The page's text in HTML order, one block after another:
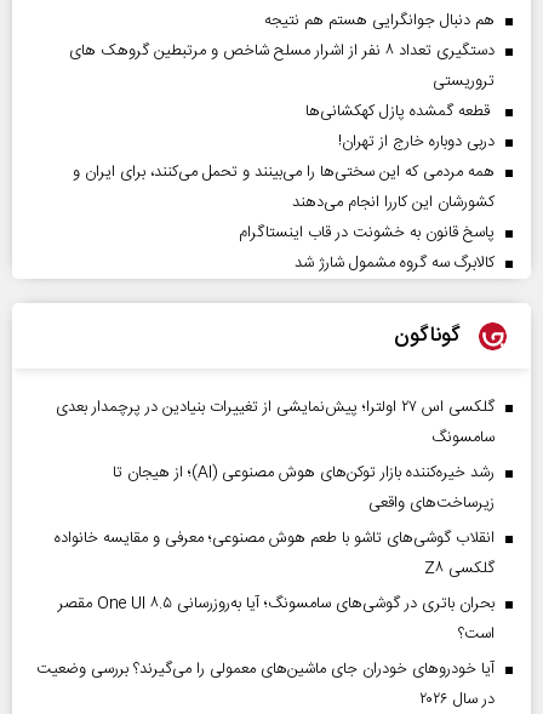
هم دنبال جوانگرایی هستم هم نتیجه
دستگیری تعداد ۸ نفر از اشرار مسلح شاخص و مرتبطین گروهک های
تروریستی
قطعه گمشده پازل کهکشانی‌ها
دربی دوباره خارج از تهران!
همه مردمی که این سختی‌ها را می‌بینند و تحمل می‌کنند، برای ایران و
کشورشان این کاررا انجام می‌دهند
پاسخ قانون به خشونت در قاب اینستاگرام
کالابرگ سه گروه مشمول شارژ شد
گوناگون
گلکسی اس ۲۷ اولترا؛ پیش‌نمایشی از تغییرات بنیادین در پرچمدار بعدی
سامسونگ
رشد خیره‌کننده بازار توکن‌های هوش مصنوعی (AI)؛ از هیجان تا
زیرساخت‌های واقعی
انقلاب گوشی‌های تاشو‌ با طعم هوش مصنوعی؛ معرفی و مقایسه خانواده
گلکسی Z۸
بحران باتری در گوشی‌های سامسونگ؛ آیا به‌روزرسانی One UI ۸.۵ مقصر
است؟
آیا خودروهای خودران جای ماشین‌های معمولی را می‌گیرند؟ بررسی وضعیت
در سال ۲۰۲۶